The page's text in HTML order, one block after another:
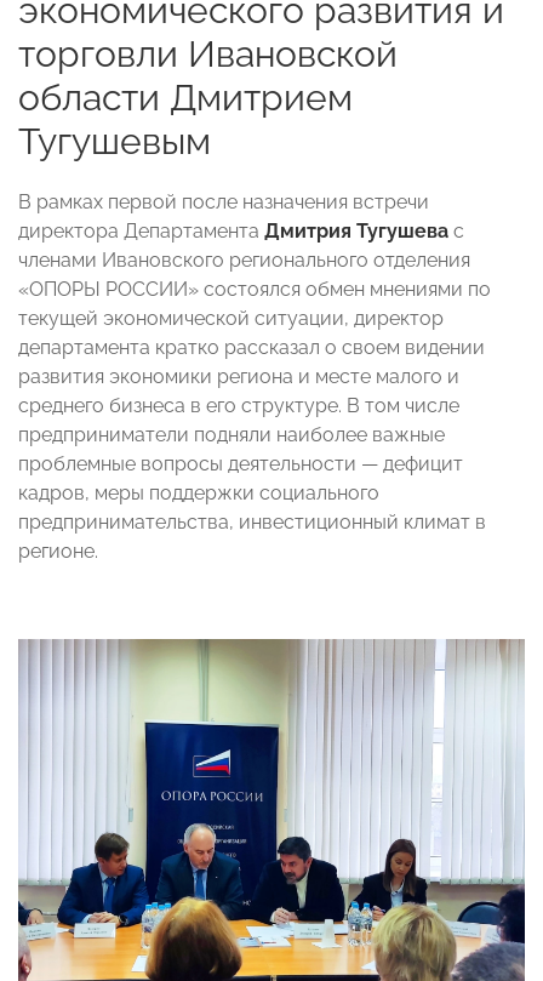
экономического развития и
торговли Ивановской
области Дмитрием
Тугушевым
В рамках первой после назначения встречи
директора Департамента Дмитрия Тугушева с
членами Ивановского регионального отделения
«ОПОРЫ РОССИИ» состоялся обмен мнениями по
текущей экономической ситуации, директор
департамента кратко рассказал о своем видении
развития экономики региона и месте малого и
среднего бизнеса в его структуре. В том числе
предприниматели подняли наиболее важные
проблемные вопросы деятельности — дефицит
кадров, меры поддержки социального
предпринимательства, инвестиционный климат в
регионе.